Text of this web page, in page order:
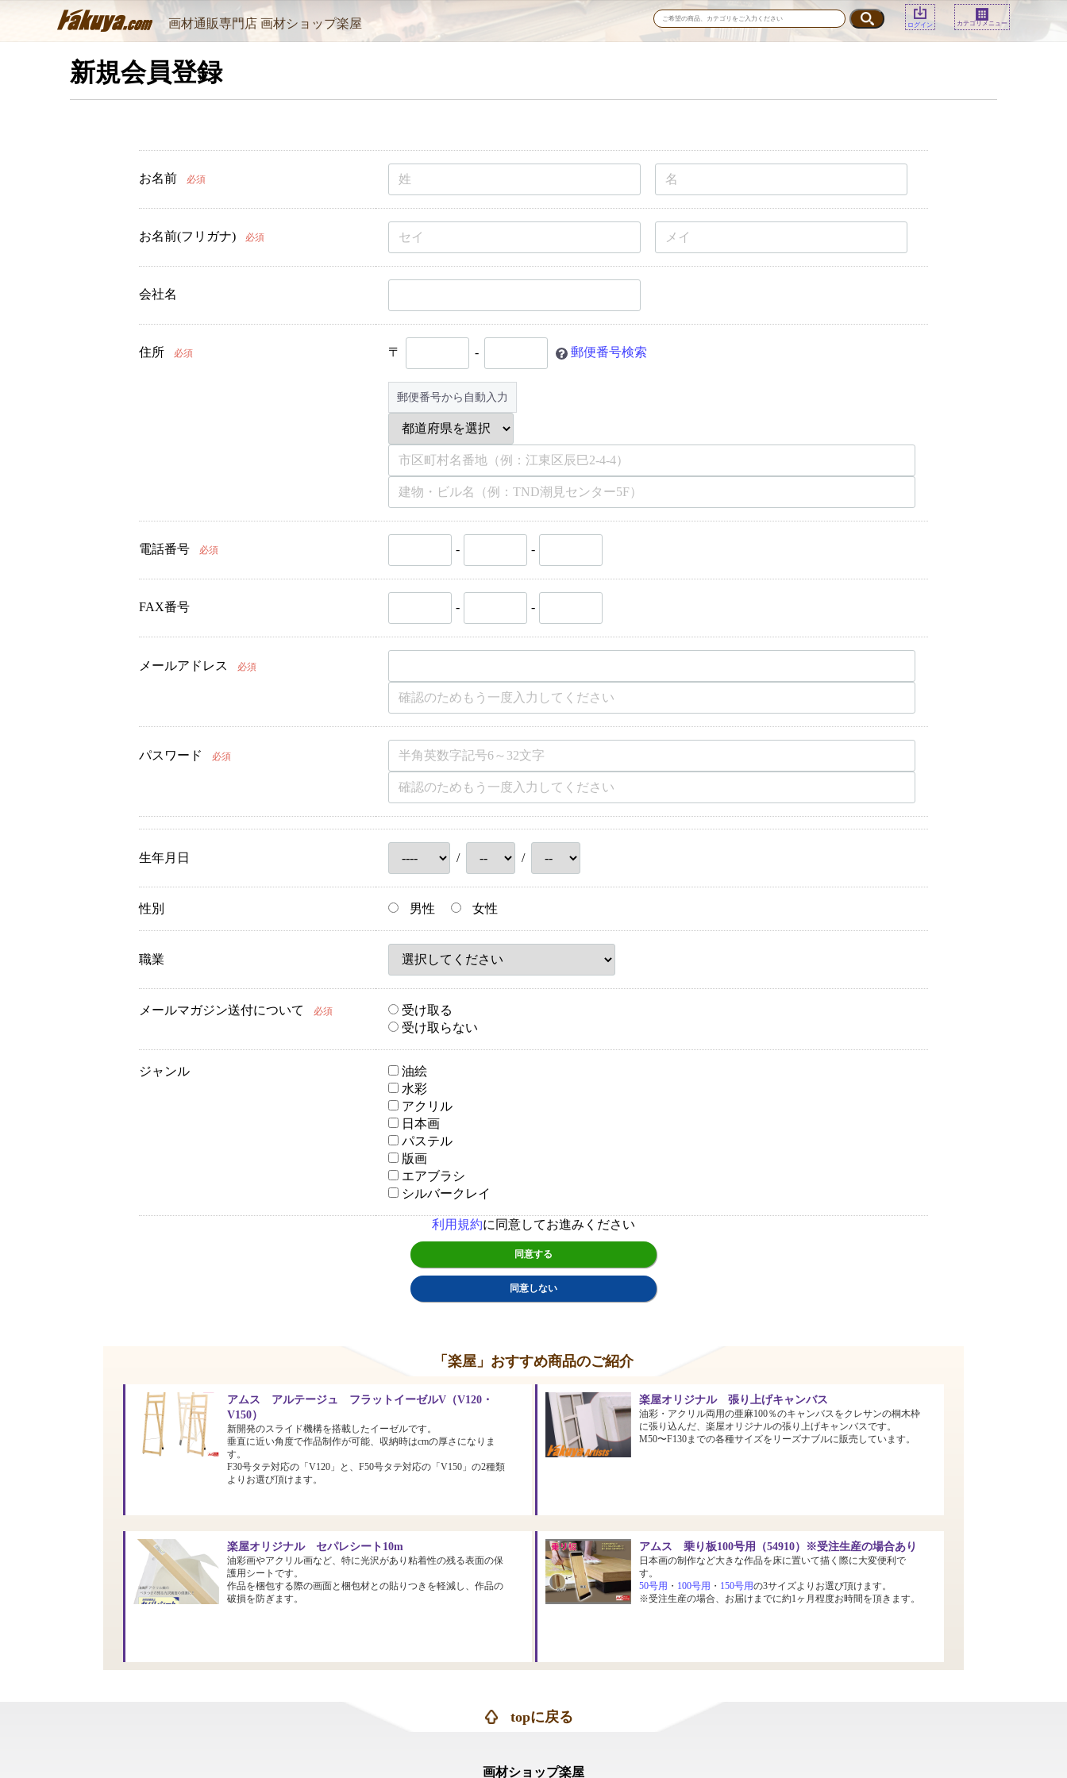
画材通販専門店 画材ショップ楽屋 ログイン カテゴリメニュー
新規会員登録
お名前 必須
お名前(フリガナ) 必須
会社名
住所 必須 〒 - 郵便番号検索
郵便番号から自動入力
電話番号 必須 - -
FAX番号 - -
メールアドレス 必須
パスワード 必須
生年月日 / /
性別 男性 女性
職業
メールマガジン送付について 必須
受け取る
受け取らない
ジャンル
油絵
水彩
アクリル
日本画
パステル
版画
エアブラシ
シルバークレイ
利用規約に同意してお進みください
同意する
同意しない
「楽屋」おすすめ商品のご紹介
アムス アルテージュ フラットイーゼルV（V120・
V150）
新開発のスライド機構を搭載したイーゼルです。
垂直に近い角度で作品制作が可能、収納時はcmの厚さになりま
す。
F30号タテ対応の「V120」と、F50号タテ対応の「V150」の2種類
よりお選び頂けます。
楽屋オリジナル 張り上げキャンバス
油彩・アクリル両用の亜麻100％のキャンバスをクレサンの桐木枠
に張り込んだ、楽屋オリジナルの張り上げキャンバスです。
M50〜F130までの各種サイズをリーズナブルに販売しています。
楽屋オリジナル セパレシート10m
油彩画やアクリル画など、特に光沢があり粘着性の残る表面の保
護用シートです。
作品を梱包する際の画面と梱包材との貼りつきを軽減し、作品の
破損を防ぎます。
アムス 乗り板100号用（54910）※受注生産の場合あり
日本画の制作など大きな作品を床に置いて描く際に大変便利で
す。
50号用 ・ 100号用 ・ 150号用の3サイズよりお選び頂けます。
※受注生産の場合、お届けまでに約1ヶ月程度お時間を頂きます。
topに戻る
画材ショップ楽屋